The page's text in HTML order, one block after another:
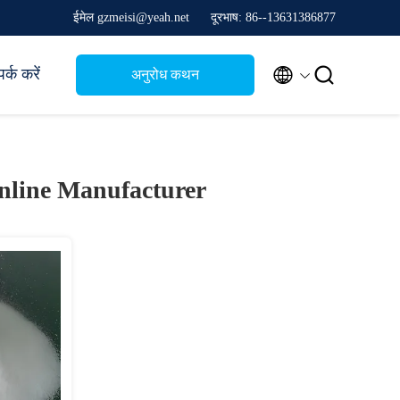
ईमेल gzmeisi@yeah.net दूरभाष: 86--13631386877
करें अनुरोध कथन  
Manufacturer